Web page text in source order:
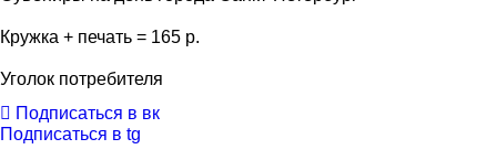
Кружка + печать = 165 р.
Уголок потребителя
Подписаться в вк
Подписаться в tg